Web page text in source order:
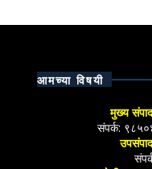
आमच्या विषयी
मुख्य
संपर्क: